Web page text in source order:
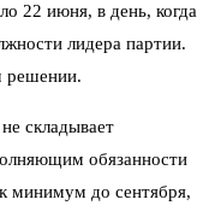
22 июня, в день, когда
лидера партии.
решении.
складывает
обязанности
минимум до сентября,